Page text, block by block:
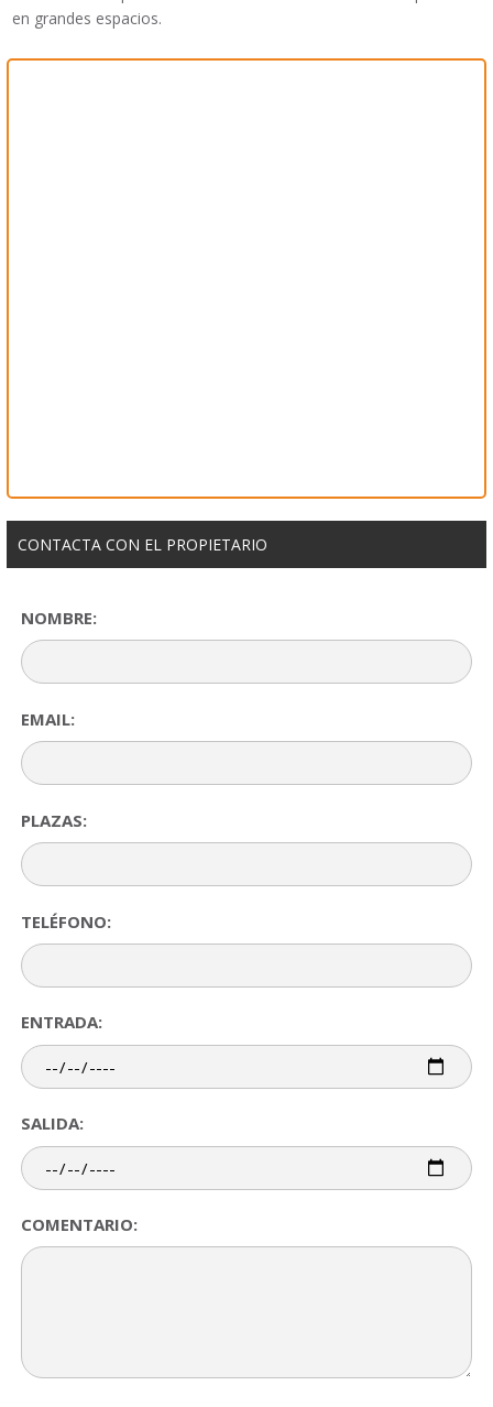
en grandes espacios.
CONTACTA CON EL PROPIETARIO
NOMBRE:
EMAIL:
PLAZAS:
TELÉFONO:
ENTRADA:
SALIDA:
COMENTARIO: